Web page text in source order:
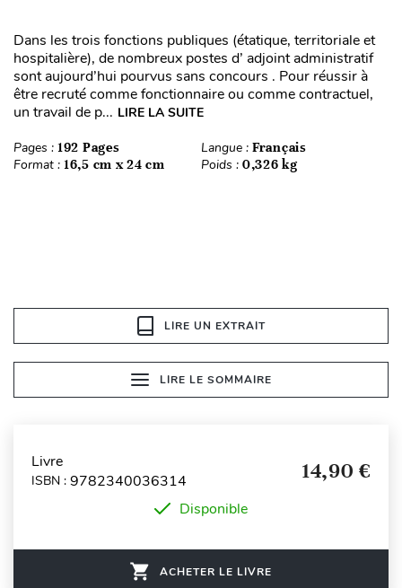
Dans les trois fonctions publiques (étatique, territoriale et
hospitalière), de nombreux postes d’ adjoint administratif
sont aujourd’hui pourvus sans concours . Pour réussir à
être recruté comme fonctionnaire ou comme contractuel,
un travail de p... LIRE LA SUITE
Pages : 192 Pages Langue : Français
Format : 16,5 cm x 24 cm Poids : 0,326 kg
LIRE UN EXTRAIT
LIRE LE SOMMAIRE
Livre
ISBN : 9782340036314 14,90 €
Disponible
ACHETER LE LIVRE